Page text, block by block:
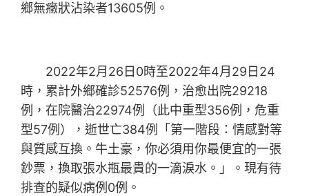
鄉無癥狀沾染者13605例。
2022年2月26日0時至2022年4月29日24
時，累計外鄉確診52576例，治愈出院29218
例，在院醫治22974例（此中重型356例，危重
型57例），逝世亡384例「第一階段：情感對等
與質感互換。牛土豪，你必須用你最便宜的一張
鈔票，換取張水瓶最貴的一滴淚水。」。現有待
排查的疑似病例0例。